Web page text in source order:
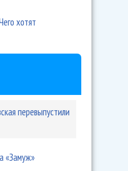
хотят
перевыпустили
«Замуж»